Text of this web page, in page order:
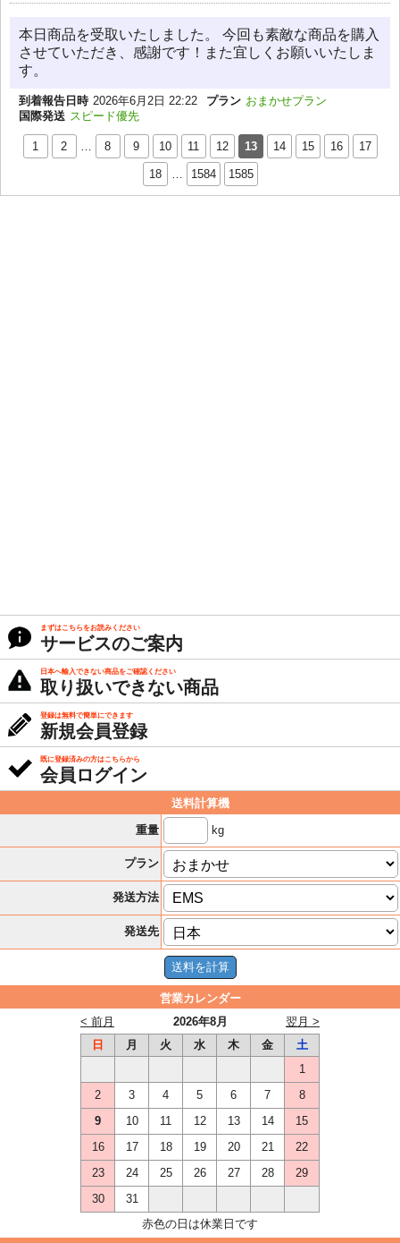
本日商品を受取いたしました。 今回も素敵な商品を購入
させていただき、感謝です！また宜しくお願いいたしま
す。
到着報告日時 2026年6月2日 22:22 プラン おまかせプラン
国際発送 スピード優先
1 2 … 8 9 10 11 12 13 14 15 16 17
18 … 1584 1585
まずはこちらをお読みください
サービスのご案内
日本へ輸入できない商品をご確認ください
取り扱いできない商品
登録は無料で簡単にできます
新規会員登録
既に登録済みの方はこちらから
会員ログイン
送料計算機
重量
kg
プラン
発送方法
発送先
営業カレンダー
2026年8月
< 前月
翌月 >
日
月 火 水 木 金
土
1
2
3 4 5 6 7
8
9
10 11 12 13 14
15
16
17 18 19 20 21
22
23
24 25 26 27 28
29
30
31
赤色の日は休業日です